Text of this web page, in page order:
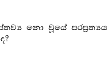
නො වූයේ